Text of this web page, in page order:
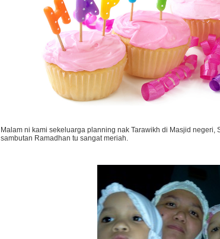
Malam ni kami sekeluarga planning nak Tarawikh di Masjid negeri,
sambutan Ramadhan tu sangat meriah.